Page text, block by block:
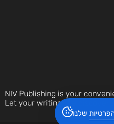
NIV Publishing is your
Let your writings be